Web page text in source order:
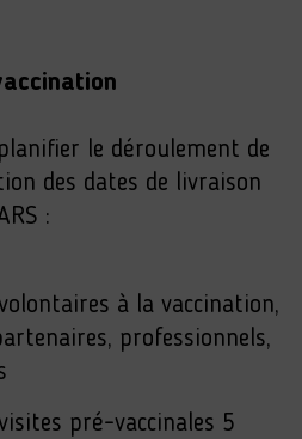
le déroulement de
des dates de livraison
:
à la vaccination,
professionnels,
pré-vaccinales 5